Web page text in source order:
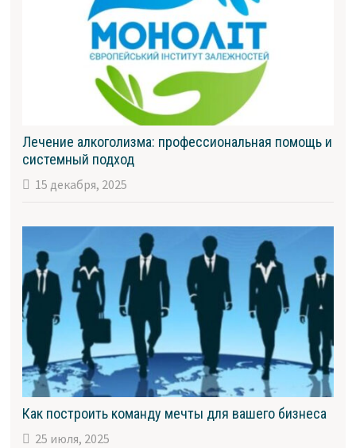
Лечение алкоголизма: профессиональная помощь и
системный подход
15 декабря, 2025
Как построить команду мечты для вашего бизнеса
25 июля, 2025